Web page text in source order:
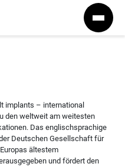
implants – international
den weltweit am weitesten
Das englischsprachige
Deutschen Gesellschaft für
ältestem
und fördert den